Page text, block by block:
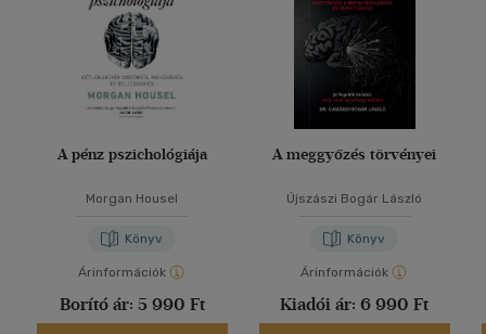
A pénz pszichológiája
Morgan Housel
Könyv
Árinformációk
Borító ár: 5 990 Ft
A meggyőzés törvényei
Újszászi Bogár László
Könyv
Árinformációk
Kiadói ár: 6 990 Ft